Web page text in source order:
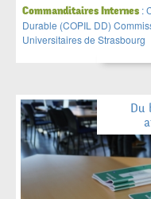
Commanditaires Internes :
Durable (COPIL DD)
Universitaires de Strasbourg
Du